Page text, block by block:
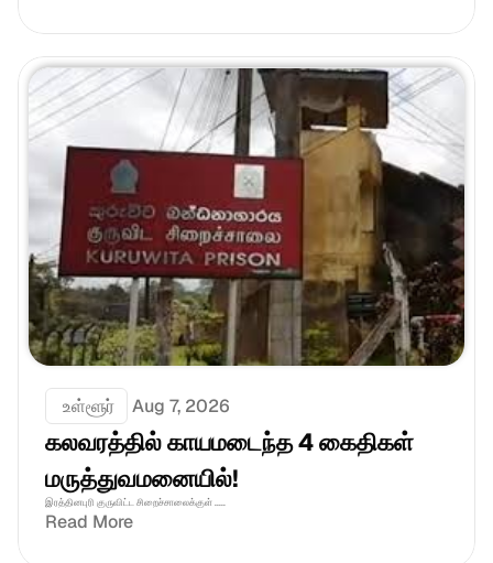
உள்ளூர் Aug 7, 2026
கலவரத்தில் காயமடைந்த 4 கைதிகள்
மருத்துவமனையில்!
இரத்தினபுரி குருவிட்ட சிறைச்சாலைக்குள் .....
Read More